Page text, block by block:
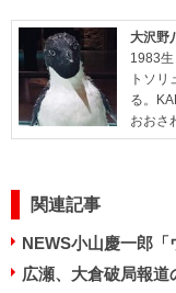
大沢野
1983
トソ
る。
おおさ
関連記事
NEWS小山慶一郎
広瀬、大倉破局報道